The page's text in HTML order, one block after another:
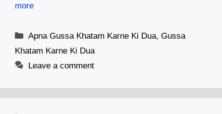
more
Categories
Apna Gussa Khatam Karne Ki Dua,Gussa
Khatam Karne Ki Dua
Leave a comment